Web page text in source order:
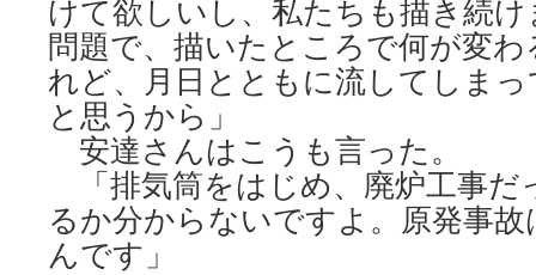
けて欲しいし、私たちも描き続
問題で、描いたところで何が変
れど、月日とともに流してしま
と思うから」
安達さんはこうも言った。
「排気筒をはじめ、廃炉工事だ
るか分からないですよ。原発事
んです」